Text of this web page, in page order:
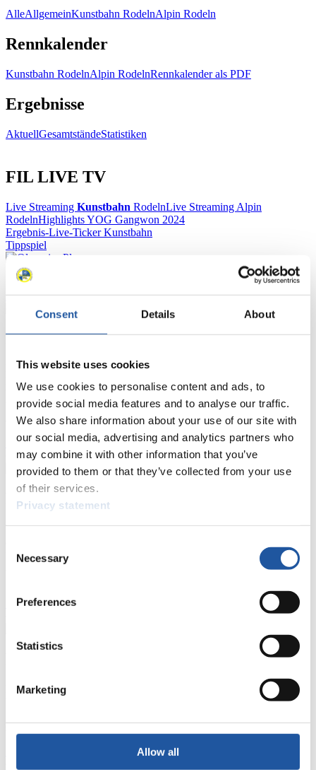
Consent Details About
This website uses cookies
We use cookies to personalise content and ads, to
provide social media features and to analyse our traffic.
We also share information about your use of our site with
our social media, advertising and analytics partners who
may combine it with other information that you’ve
provided to them or that they’ve collected from your use
of their services.
Privacy statement
Selection
Necessary
Preferences
Statistics
Marketing
Allow all
AlleAllgemeinKunstbahn RodelnAlpin Rodeln
Rennkalender
Kunstbahn RodelnAlpin RodelnRennkalender als PDF
Ergebnisse
AktuellGesamtständeStatistiken
FIL LIVE TV
Live Streaming Kunstbahn RodelnLive Streaming Alpin
RodelnHighlights YOG Gangwon 2024
Ergebnis-Live-Ticker Kunstbahn
Tippspiel
Naturbahn
Zielgruppen Anzeigen
Für Presse- und Medienvertreter
Hier finden Sie Informationen für Presse- und Medienvertreter. Sie
haben Zugriff auf Athletenbiographien und Informationen zu
Wettkämpfen. Außerdem können Sie Ihre Medienakkreditierung
beantragen, die Grundregeln des Rennrodelsports einsehen und
allgemeine Neuigkeiten einholen.
>> Weiter
Für Nationale Verbände
Hier können Sie sich über allgemeine Neuigkeiten informieren, das
und Fairplay nachlesen, auf Athletenbiographien zugreifen,
Ausschreibungen für Wettkämpfe herunterladen, sowie auf die
>> Weiter
Hier können Sie das aktuelle Regelwerk sowie Richtlinien zu
Wettkämpfen, Anti-Doping und Fairplay einsehen, sich über
sowie Informationen über Wettkämpfe abrufen.